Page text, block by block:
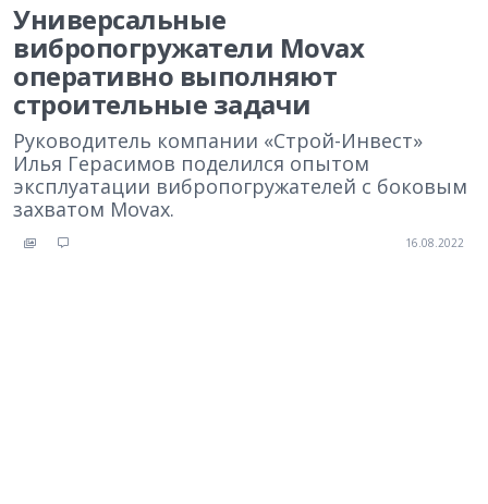
Универсальные
вибропогружатели Movax
оперативно выполняют
строительные задачи
Руководитель компании «Строй-Инвест»
Илья Герасимов поделился опытом
эксплуатации вибропогружателей с боковым
захватом Movax.
16.08.2022